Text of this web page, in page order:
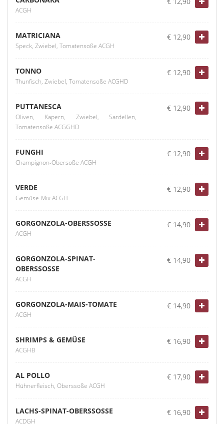
ACGH
MATRICIANA
Speck, Zwiebel, Tomatensoße ACGH
€ 12,90
TONNO
Thunfisch, Zwiebel, Tomatensoße ACGHD
€ 12,90
PUTTANESCA
Oliven, Kapern, Zwiebel, Sardellen,
Tomatensoße ACGGHD
€ 12,90
FUNGHI
Champignon-Obersoße ACGH
€ 12,90
VERDE
Gemüse-Mix ACGH
€ 12,90
GORGONZOLA-OBERSSOSSE
ACGH
€ 14,90
GORGONZOLA-SPINAT-
OBERSSOSSE
ACGH
€ 14,90
GORGONZOLA-MAIS-TOMATE
ACGH
€ 14,90
SHRIMPS & GEMÜSE
ACGHB
€ 16,90
AL POLLO
Hühnerfleisch, Oberssoße ACGH
€ 17,90
LACHS-SPINAT-OBERSSOSSE
ACDGH
€ 16,90